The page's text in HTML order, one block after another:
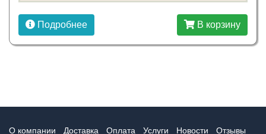
Подробнее В корзину
О компании Доставка Оплата Услуги Новости Отзывы